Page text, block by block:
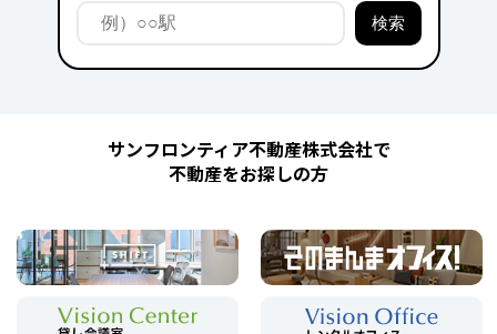
サンフロンティア不動産株式会社で
不動産をお探しの方